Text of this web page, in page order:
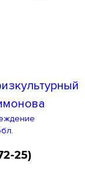
25)